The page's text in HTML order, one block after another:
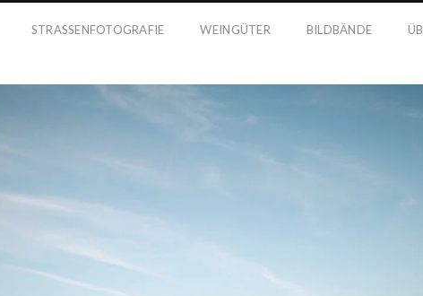
STRASSENFOTOGRAFIE WEINGÜTER BILDBÄNDE